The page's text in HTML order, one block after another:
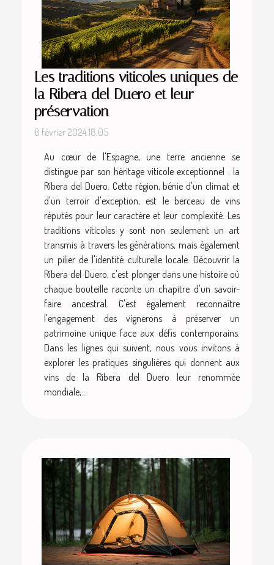
Les traditions viticoles uniques de
la Ribera del Duero et leur
préservation
8 février 2024 18:05
Au cœur de l'Espagne, une terre ancienne se
distingue par son héritage viticole exceptionnel : la
Ribera del Duero. Cette région, bénie d'un climat et
d'un terroir d'exception, est le berceau de vins
réputés pour leur caractère et leur complexité. Les
traditions viticoles y sont non seulement un art
transmis à travers les générations, mais également
un pilier de l'identité culturelle locale. Découvrir la
Ribera del Duero, c'est plonger dans une histoire où
chaque bouteille raconte un chapitre d'un savoir-
faire ancestral. C'est également reconnaître
l'engagement des vignerons à préserver un
patrimoine unique face aux défis contemporains.
Dans les lignes qui suivent, nous vous invitons à
explorer les pratiques singulières qui donnent aux
vins de la Ribera del Duero leur renommée
mondiale,...